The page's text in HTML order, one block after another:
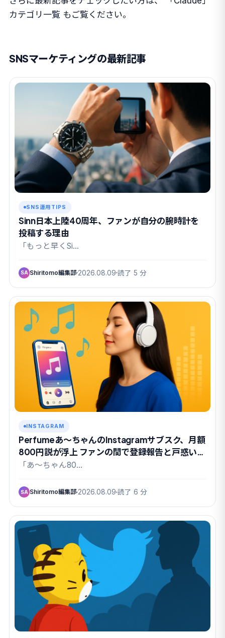
カテゴリ一覧 もご覧ください。
SNSマーケティングの最新記事
SNS運用TIPS
Sinn日本上陸40周年、ファンが自分の腕時計を
投稿する理由
「もっと早くSi…
SA Shiritomo編集部 2026.08.09 読了 5 分
INSTAGRAM
Perfumeあ〜ちゃんのInstagramサブスク、月額
800円説が浮上 ファンの間で登録報告と戸惑いが
交錯
「あ〜ちゃん80…
SA Shiritomo編集部 2026.08.09 読了 6 分